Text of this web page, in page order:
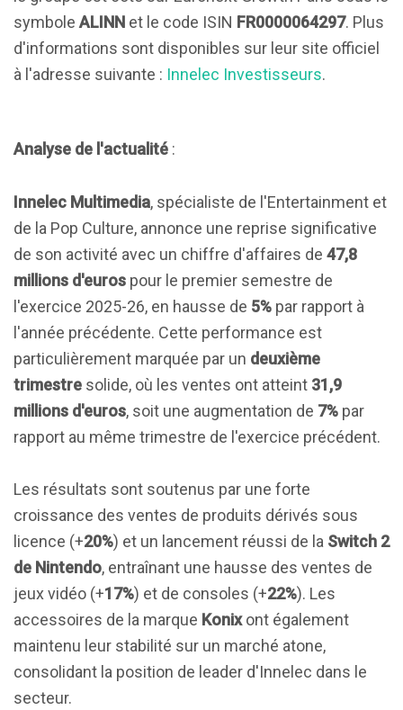
symbole ALINN et le code ISIN FR0000064297. Plus
d'informations sont disponibles sur leur site officiel
à l'adresse suivante : Innelec Investisseurs.
Analyse de l'actualité :
Innelec Multimedia, spécialiste de l'Entertainment et
de la Pop Culture, annonce une reprise significative
de son activité avec un chiffre d'affaires de 47,8
millions d'euros pour le premier semestre de
l'exercice 2025-26, en hausse de 5% par rapport à
l'année précédente. Cette performance est
particulièrement marquée par un deuxième
trimestre solide, où les ventes ont atteint 31,9
millions d'euros, soit une augmentation de 7% par
rapport au même trimestre de l'exercice précédent.
Les résultats sont soutenus par une forte
croissance des ventes de produits dérivés sous
licence (+20%) et un lancement réussi de la Switch 2
de Nintendo, entraînant une hausse des ventes de
jeux vidéo (+17%) et de consoles (+22%). Les
accessoires de la marque Konixont également
maintenu leur stabilité sur un marché atone,
consolidant la position de leader d'Innelec dans le
secteur.